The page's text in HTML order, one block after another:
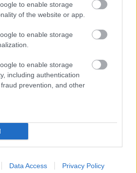
to enable storage
of the website or app.
to enable storage
to enable storage
including authentication
prevention, and other
Data Access Privacy Policy